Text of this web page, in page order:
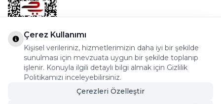
Bostancı Mah. Dar yol Sok. Safir sitesi 5/1 B Blok
Kadıköy - İSTANBUL
info@cekmeceonline.com
Çerez Kullanımı
Kişisel verileriniz, hizmetlerimizin daha iyi bir şekilde
sunulması için mevzuata uygun bir şekilde toplanıp
işlenir. Konuyla ilgili detaylı bilgi almak için Gizlilik
Politikamızı inceleyebilirsiniz.
Çerezleri Özelleştir